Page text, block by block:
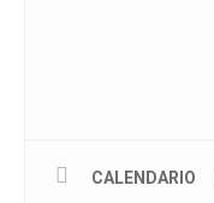
CALENDARIO